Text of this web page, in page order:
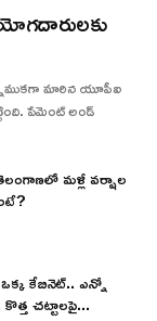
మారిన యూపీఐ
పేమెంట్ అండ్
మళ్లీ వర్షాల
కేబినెట్.. ఎన్నో
చట్టాలపై...